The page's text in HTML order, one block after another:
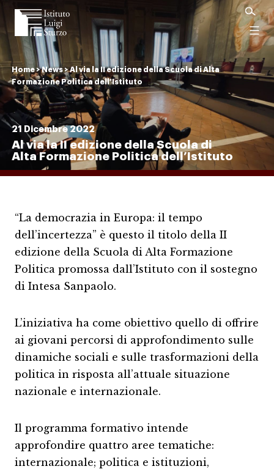
Istituto
Luigi
Sturzo
Menu
Home>News>Al via la II edizione della Scuola di Alta
Formazione Politica dell’Istituto
21 Dicembre 2022
Al via la II edizione della Scuola di
Alta Formazione Politica dell’Istituto
“La democrazia in Europa: il tempo
dell’incertezza” è questo il titolo della II
edizione della Scuola di Alta Formazione
Politica promossa dall’Istituto con il sostegno
di Intesa Sanpaolo.
L’iniziativa ha come obiettivo quello di offrire
ai giovani percorsi di approfondimento sulle
dinamiche sociali e sulle trasformazioni della
politica in risposta all’attuale situazione
nazionale e internazionale.
Il programma formativo intende
approfondire quattro aree tematiche:
internazionale; politica e istituzioni,